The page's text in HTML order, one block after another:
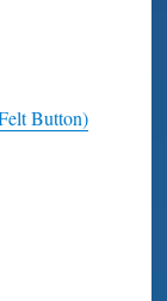
Button)